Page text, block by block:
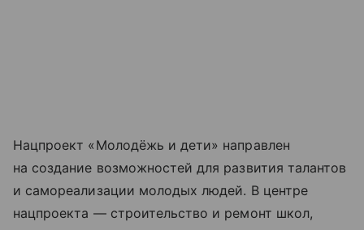
Нацпроект «Молодёжь и дети» направлен
на создание возможностей для развития талантов
и самореализации молодых людей. В центре
нацпроекта — строительство и ремонт школ,